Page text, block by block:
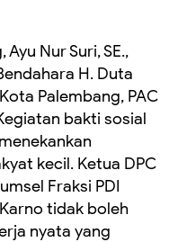
Nur Suri, SE.,
H. Duta
Palembang, PAC
bakti sosial
kecil. Ketua DPC
Fraksi PDI
tidak boleh
nyata yang